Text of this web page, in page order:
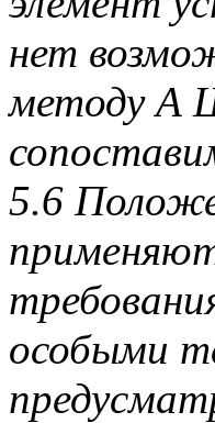
нет
методу А
5.6
особыми